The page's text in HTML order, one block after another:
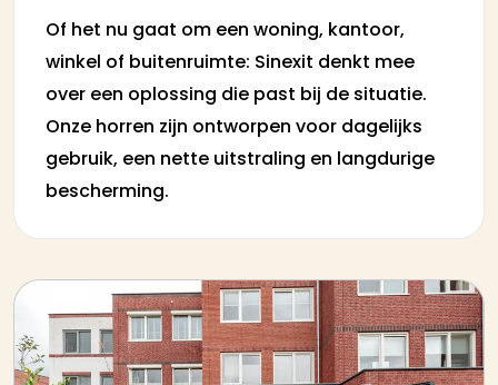
Of het nu gaat om een woning, kantoor,
winkel of buitenruimte: Sinexit denkt mee
over een oplossing die past bij de situatie.
Onze horren zijn ontworpen voor dagelijks
gebruik, een nette uitstraling en langdurige
bescherming.